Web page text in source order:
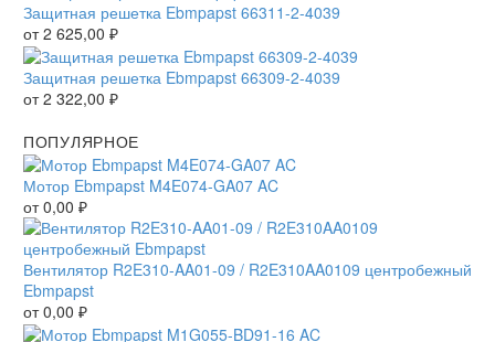
Защитная решетка Ebmpapst 66311-2-4039
от2 625,00 ₽
Защитная решетка Ebmpapst 66309-2-4039
от2 322,00 ₽
ПОПУЛЯРНОЕ
Мотор Ebmpapst M4E074-GA07 AC
от0,00 ₽
Вентилятор R2E310-AA01-09 / R2E310AA0109 центробежный
Ebmpapst
от0,00 ₽